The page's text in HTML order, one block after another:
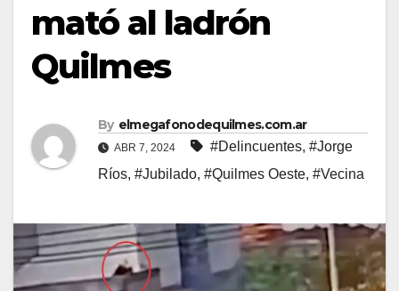
mató al ladrón
Quilmes
By elmegafonodequilmes.com.ar
ABR 7, 2024 #Delincuentes, #Jorge
Ríos, #Jubilado, #Quilmes Oeste, #Vecina